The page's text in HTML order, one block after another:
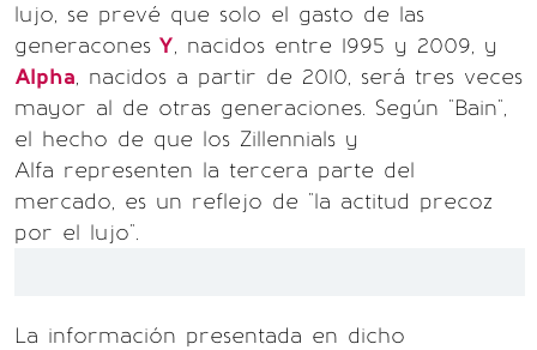
lujo, se prevé que solo el gasto de las
generacones Y, nacidos entre 1995 y 2009, y
Alpha, nacidos a partir de 2010, será tres veces
mayor al de otras generaciones. Según "Bain",
el hecho de que los Zillennials y
Alfa representen la tercera parte del
mercado, es un reflejo de "la actitud precoz
por el lujo".
La información presentada en dicho